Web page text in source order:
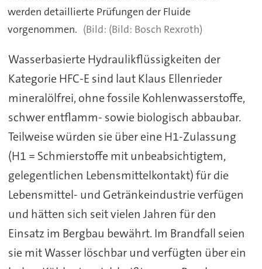
werden detaillierte Prüfungen der Fluide
vorgenommen.
(Bild: Bosch Rexroth)
Wasserbasierte Hydraulikflüssigkeiten der
Kategorie HFC-E sind laut Klaus Ellenrieder
mineralölfrei, ohne fossile Kohlenwasserstoffe,
schwer entflamm- sowie biologisch abbaubar.
Teilweise würden sie über eine H1-Zulassung
(H1 = Schmierstoffe mit unbeabsichtigtem,
gelegentlichen Lebensmittelkontakt) für die
Lebensmittel- und Getränkeindustrie verfügen
und hätten sich seit vielen Jahren für den
Einsatz im Bergbau bewährt. Im Brandfall seien
sie mit Wasser löschbar und verfügten über ein